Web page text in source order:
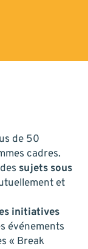
de 50
cadres.
sujets sous
et
initiatives
événements
« Break